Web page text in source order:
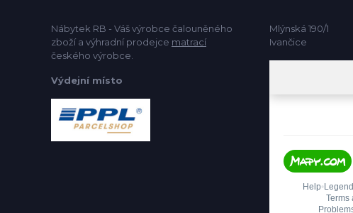
Nábytek RB - Váš výrobce čalouněného
zboží a výhradní prodejce matrací
českého výrobce.
Výdejní místo
Mlýnská 190/1
Ivančice